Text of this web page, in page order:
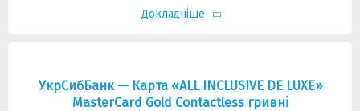
Докладніше
УкрСибБанк — Карта «ALL INCLUSIVE DE LUXE»
MasterCard Gold Contactless гривнi